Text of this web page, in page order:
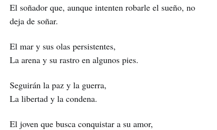
El soñador que, aunque intenten robarle el sueño, no
deja de soñar.
El mar y sus olas persistentes,
La arena y su rastro en algunos pies.
Seguirán la paz y la guerra,
La libertad y la condena.
El joven que busca conquistar a su amor,